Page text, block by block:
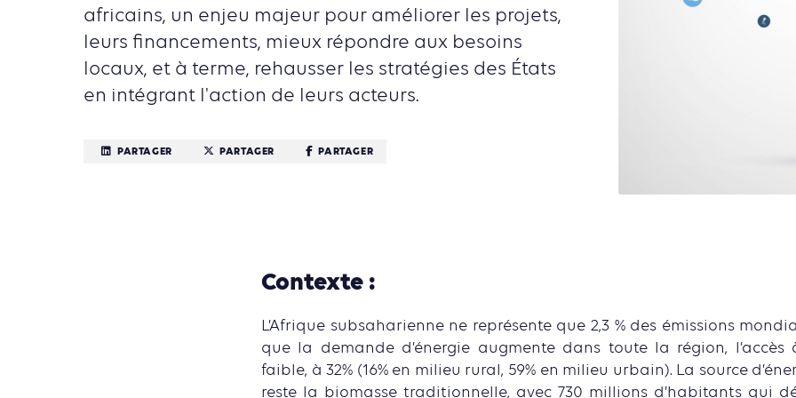
africains, un enjeu majeur pour améliorer les projets,
leurs financements, mieux répondre aux besoins
locaux, et à terme, rehausser les stratégies des États
en intégrant l'action de leurs acteurs.
PARTAGER PARTAGER PARTAGER
Contexte :
L’Afrique subsaharienne ne représente que 2,3 % des émissions
que la demande d’énergie augmente dans toute la région, l’accès
faible, à 32% (16% en milieu rural, 59% en milieu urbain). La source
reste la biomasse traditionnelle, avec 730 millions d’habitants qui